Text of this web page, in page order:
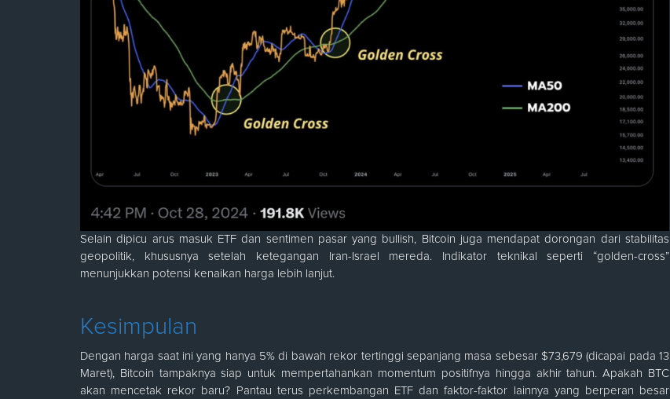
Selain dipicu arus masuk ETF dan sentimen pasar yang bullish, Bitcoin juga mendapat dorongan dari stabilitas
geopolitik, khususnya setelah ketegangan Iran-Israel mereda. Indikator teknikal seperti “golden-cross”
menunjukkan potensi kenaikan harga lebih lanjut.
Kesimpulan
Dengan harga saat ini yang hanya 5% di bawah rekor tertinggi sepanjang masa sebesar $73,679 (dicapai pada 13
Maret), Bitcoin tampaknya siap untuk mempertahankan momentum positifnya hingga akhir tahun. Apakah BTC
akan mencetak rekor baru? Pantau terus perkembangan ETF dan faktor-faktor lainnya yang berperan besar